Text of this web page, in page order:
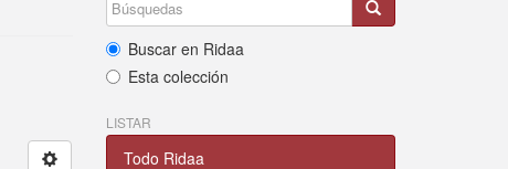
Buscar en Ridaa
Esta colección
LISTAR
Todo Ridaa